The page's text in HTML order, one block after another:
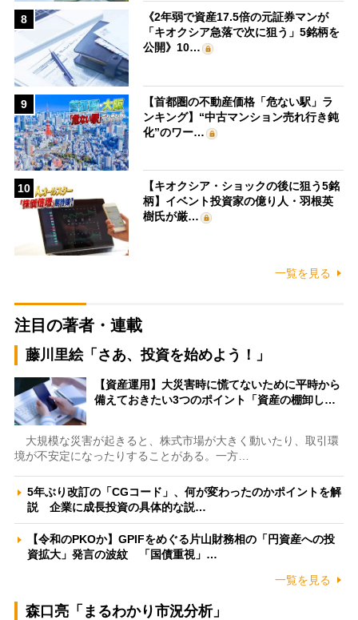
8
《2年弱で資産17.5倍の元証券マンが
「キオクシア急落で次に狙う」5銘柄を
公開》10…
9
【首都圏の不動産価格「危ない駅」ラ
ンキング】“中古マンション売れ行き鈍
化”のワー…
10
【キオクシア・ショックの後に狙う5銘
柄】イベント投資家の億り人・羽根英
樹氏が厳…
一覧を見る
注目の著者・連載
藤川里絵「さあ、投資を始めよう！」
【資産運用】大災害時に慌てないために平時から
備えておきたい3つのポイント「資産の棚卸し…
大規模な災害が起きると、株式市場が大きく動いたり、取引環
境が不安定になったりすることがある。一方…
5年ぶり改訂の「CGコード」、何が変わったのかポイントを解
説 企業に成長投資の具体的な説…
【令和のPKOか】GPIFをめぐる片山財務相の「円資産への投
資拡大」発言の波紋 「国債重視」…
一覧を見る
森口亮「まるわかり市況分析」